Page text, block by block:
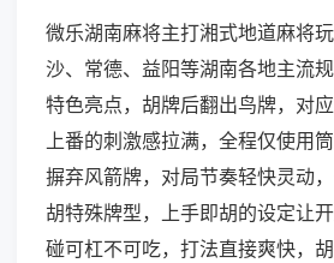
微乐湖南麻将主打湘式地道麻将
沙、常德、益阳等湖南各地主流
特色亮点，胡牌后翻出鸟牌，对
上番的刺激感拉满，全程仅使用筒
摒弃风箭牌，对局节奏轻快灵动
胡特殊牌型，上手即胡的设定让
碰可杠不可吃，打法直接爽快，